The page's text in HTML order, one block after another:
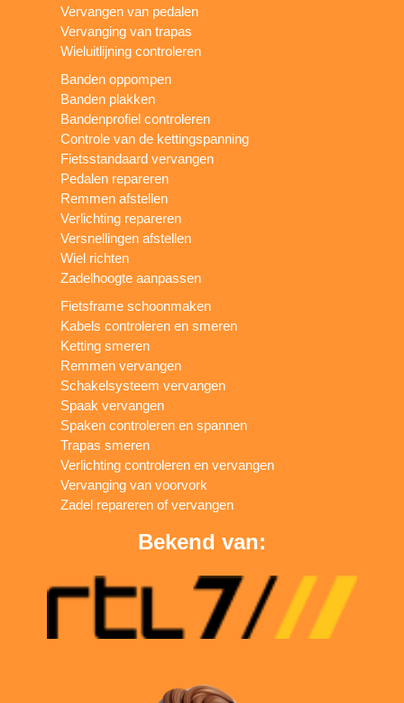
Vervangen van pedalen
Vervanging van trapas
Wieluitlijning controleren
Banden oppompen
Banden plakken
Bandenprofiel controleren
Controle van de kettingspanning
Fietsstandaard vervangen
Pedalen repareren
Remmen afstellen
Verlichting repareren
Versnellingen afstellen
Wiel richten
Zadelhoogte aanpassen
Fietsframe schoonmaken
Kabels controleren en smeren
Ketting smeren
Remmen vervangen
Schakelsysteem vervangen
Spaak vervangen
Spaken controleren en spannen
Trapas smeren
Verlichting controleren en vervangen
Vervanging van voorvork
Zadel repareren of vervangen
Bekend van: